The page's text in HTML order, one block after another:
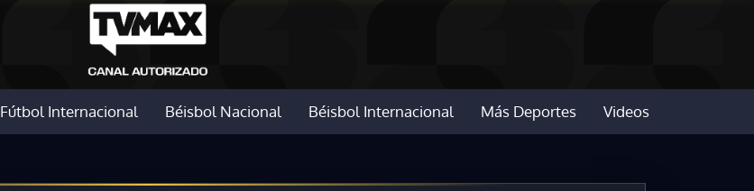
Fútbol Internacional Béisbol Nacional Béisbol Internacional Más Deportes Videos